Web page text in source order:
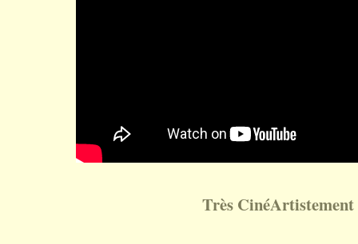
Très CinéArtistement